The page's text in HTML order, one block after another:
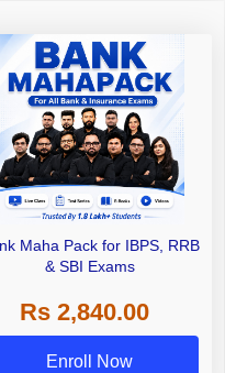
Maha Pack for IBPS, RRB
& SBI Exams
Rs 2,840.00
Enroll Now